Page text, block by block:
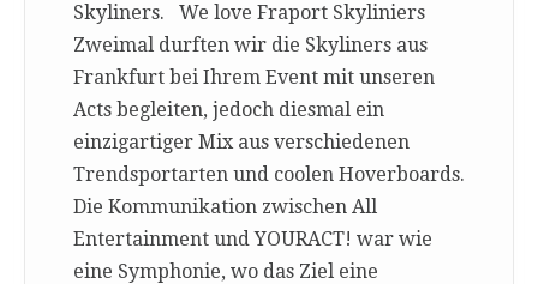
Skyliners. We love Fraport Skyliniers
Zweimal durften wir die Skyliners aus
Frankfurt bei Ihrem Event mit unseren
Acts begleiten, jedoch diesmal ein
einzigartiger Mix aus verschiedenen
Trendsportarten und coolen Hoverboards.
Die Kommunikation zwischen All
Entertainment und YOURACT! war wie
eine Symphonie, wo das Ziel eine